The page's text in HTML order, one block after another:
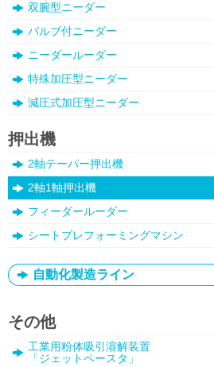
双腕型ニーダー
バルブ付ニーダー
ニーダールーダー
特殊加圧型ニーダー
減圧式加圧型ニーダー
押出機
2軸テーパー押出機
2軸1軸押出機
フィーダールーダー
シートプレフォーミングマシン
自動化製造ライン
その他
工業用粉体吸引溶解装置
「ジェットペースタ」